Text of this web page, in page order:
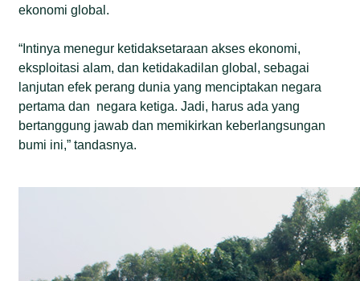
ekonomi global.
“Intinya menegur ketidaksetaraan akses ekonomi,
eksploitasi alam, dan ketidakadilan global, sebagai
lanjutan efek perang dunia yang menciptakan negara
pertama dan negara ketiga. Jadi, harus ada yang
bertanggung jawab dan memikirkan keberlangsungan
bumi ini,” tandasnya.